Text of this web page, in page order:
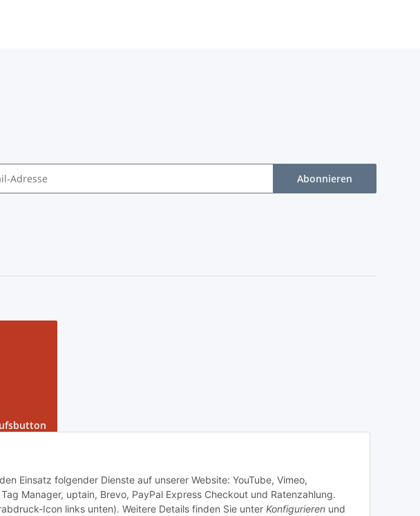
Einsatz folgender Dienste auf unserer Website: YouTube, Vimeo,
Manager, uptain, Brevo, PayPal Express Checkout und Ratenzahlung.
Icon links unten). Weitere Details finden Sie unter Konfigurieren und
Abonnieren